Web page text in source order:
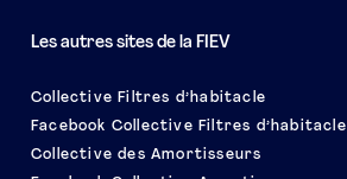
Les autres sites de la FIEV
Collective Filtres d’habitacle
Facebook Collective Filtres d’habitacle
Collective des Amortisseurs